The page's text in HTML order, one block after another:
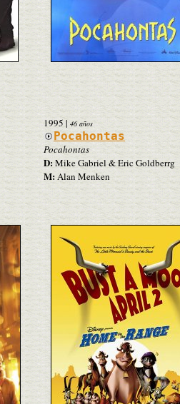
1995| 46 años
Pocahontas
Pocahontas
D: Mike Gabriel & Eric Goldberrg
M:Alan Menken